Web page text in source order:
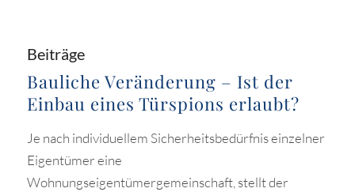
Beiträge
Bauliche Veränderung – Ist der
Einbau eines Türspions erlaubt?
Je nach individuellem Sicherheitsbedürfnis einzelner
Eigentümer eine
Wohnungseigentümergemeinschaft, stellt der